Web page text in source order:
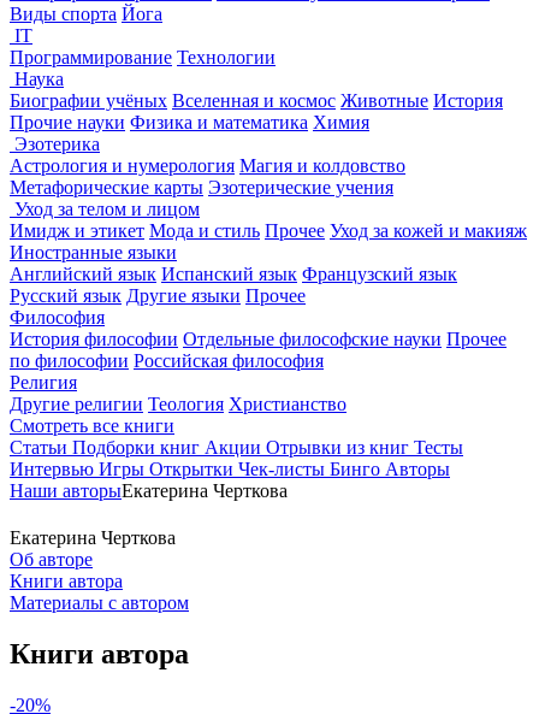
Виды спорта Йога
IT
Программирование Технологии
Наука
Биографии учёных Вселенная и космос Животные История
Прочие науки Физика и математика Химия
Эзотерика
Астрология и нумерология Магия и колдовство
Метафорические карты Эзотерические учения
Уход за телом и лицом
Имидж и этикет Мода и стиль Прочее Уход за кожей и макияж
Иностранные языки
Английский язык Испанский язык Французский язык
Русский язык Другие языки Прочее
Философия
История философии Отдельные философские науки Прочее
по философии Российская философия
Религия
Другие религии Теология Христианство
Смотреть все книги
Статьи Подборки книг Акции Отрывки из книг Тесты
Интервью Игры Открытки Чек-листы Бинго Авторы
Наши авторыЕкатерина Черткова
Екатерина Черткова
Об авторе
Книги автора
Материалы с автором
Книги автора
-20%